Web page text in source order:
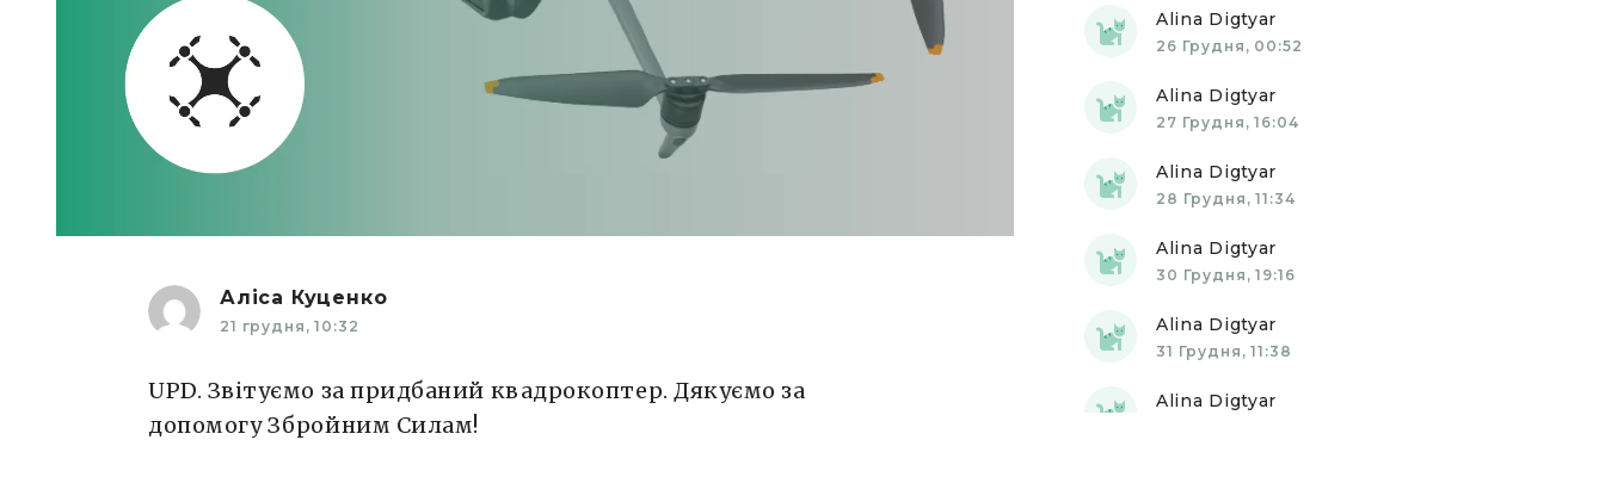
Аліса Куценко
21 грудня, 10:32
UPD. Звітуємо за придбаний квадрокоптер. Дякуємо за
допомогу Збройним Силам!
Alina Digtyar
26 Грудня, 00:52
Alina Digtyar
27 Грудня, 16:04
Alina Digtyar
28 Грудня, 11:34
Alina Digtyar
30 Грудня, 19:16
Alina Digtyar
31 Грудня, 11:38
Alina Digtyar